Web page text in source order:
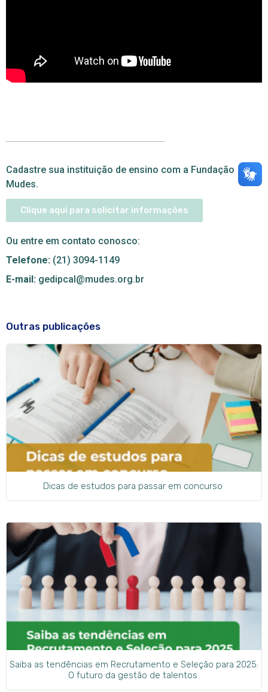
Cadastre sua instituição de ensino com a Fundação
Mudes.
Clique aqui para solicitar informações
Ou entre em contato conosco:
Telefone: (21) 3094-1149
E-mail: gedipcal@mudes.org.br
Outras publicações
Dicas de estudos para passar em concurso
Saiba as tendências em Recrutamento e Seleção para 2025:
O futuro da gestão de talentos